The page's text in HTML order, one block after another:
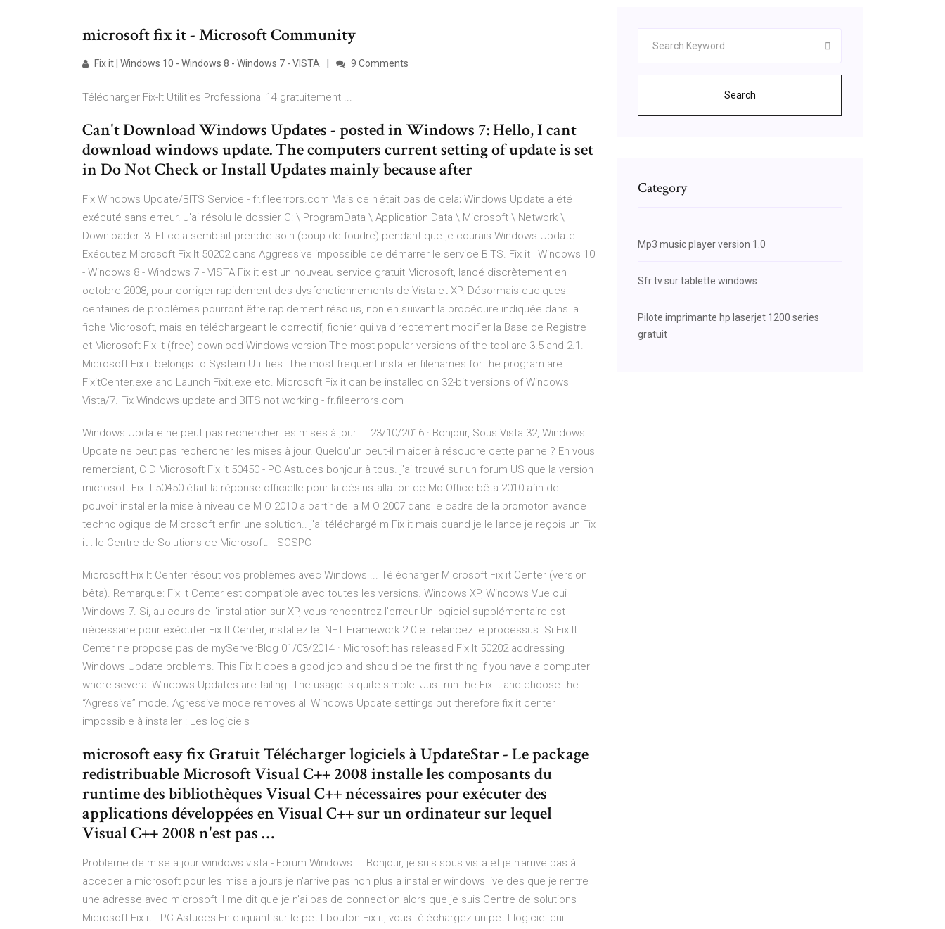
microsoft fix it - Microsoft Community
Fix it | Windows 10 - Windows 8 - Windows 7 - VISTA 9 Comments
Télécharger Fix-It Utilities Professional 14 gratuitement ...
Can't Download Windows Updates - posted in Windows 7: Hello, I cant
download windows update. The computers current setting of update is set
in Do Not Check or Install Updates mainly because after
Fix Windows Update/BITS Service - fr.fileerrors.com Mais ce n'était pas de cela; Windows Update a été
exécuté sans erreur. J'ai résolu le dossier C: \ ProgramData \ Application Data \ Microsoft \ Network \
Downloader. 3. Et cela semblait prendre soin (coup de foudre) pendant que je courais Windows Update.
Exécutez Microsoft Fix It 50202 dans Aggressive impossible de démarrer le service BITS. Fix it | Windows 10
- Windows 8 - Windows 7 - VISTA Fix it est un nouveau service gratuit Microsoft, lancé discrètement en
octobre 2008, pour corriger rapidement des dysfonctionnements de Vista et XP. Désormais quelques
centaines de problèmes pourront être rapidement résolus, non en suivant la procédure indiquée dans la
fiche Microsoft, mais en téléchargeant le correctif, fichier qui va directement modifier la Base de Registre
et Microsoft Fix it (free) download Windows version The most popular versions of the tool are 3.5 and 2.1.
Microsoft Fix it belongs to System Utilities. The most frequent installer filenames for the program are:
FixitCenter.exe and Launch Fixit.exe etc. Microsoft Fix it can be installed on 32-bit versions of Windows
Vista/7. Fix Windows update and BITS not working - fr.fileerrors.com
Windows Update ne peut pas rechercher les mises à jour ... 23/10/2016 · Bonjour, Sous Vista 32, Windows
Update ne peut pas rechercher les mises à jour. Quelqu'un peut-il m'aider à résoudre cette panne ? En vous
remerciant, C D Microsoft Fix it 50450 - PC Astuces bonjour à tous. j'ai trouvé sur un forum US que la version
microsoft Fix it 50450 était la réponse officielle pour la désinstallation de Mo Office bêta 2010 afin de
pouvoir installer la mise à niveau de M O 2010 a partir de la M O 2007 dans le cadre de la promoton avance
technologique de Microsoft enfin une solution.. j'ai téléchargé m Fix it mais quand je le lance je reçois un Fix
it : le Centre de Solutions de Microsoft. - SOSPC
Microsoft Fix It Center résout vos problèmes avec Windows ... Télécharger Microsoft Fix it Center (version
bêta). Remarque: Fix It Center est compatible avec toutes les versions. Windows XP, Windows Vue oui
Windows 7. Si, au cours de l'installation sur XP, vous rencontrez l'erreur Un logiciel supplémentaire est
nécessaire pour exécuter Fix It Center, installez le .NET Framework 2.0 et relancez le processus. Si Fix It
Center ne propose pas de myServerBlog 01/03/2014 · Microsoft has released Fix It 50202 addressing
Windows Update problems. This Fix It does a good job and should be the first thing if you have a computer
where several Windows Updates are failing. The usage is quite simple. Just run the Fix It and choose the
“Agressive” mode. Agressive mode removes all Windows Update settings but therefore fix it center
impossible à installer : Les logiciels
microsoft easy fix Gratuit Télécharger logiciels à UpdateStar - Le package
redistribuable Microsoft Visual C++ 2008 installe les composants du
runtime des bibliothèques Visual C++ nécessaires pour exécuter des
applications développées en Visual C++ sur un ordinateur sur lequel
Visual C++ 2008 n'est pas …
Probleme de mise a jour windows vista - Forum Windows ... Bonjour, je suis sous vista et je n'arrive pas à
acceder a microsoft pour les mise a jours je n'arrive pas non plus a installer windows live des que je rentre
une adresse avec microsoft il me dit que je n'ai pas de connection alors que je suis Centre de solutions
Microsoft Fix it - PC Astuces En cliquant sur le petit bouton Fix-it, vous téléchargez un petit logiciel qui
Search
Category
Mp3 music player version 1.0
Sfr tv sur tablette windows
Pilote imprimante hp laserjet 1200 series
gratuit